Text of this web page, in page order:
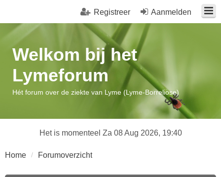
Aanmelden
Registreer
Welkom bij het
Lymeforum
Hét forum over de ziekte van Lyme (Lyme-Borreliose)
Het is momenteel Za 08 Aug 2026, 19:40
Home Forumoverzicht